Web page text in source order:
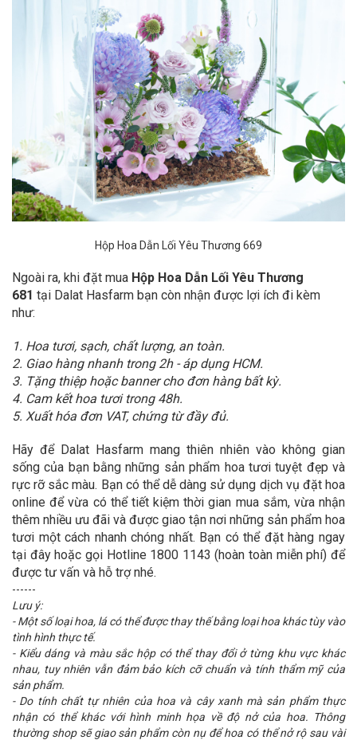
Hộp Hoa Dẫn Lối Yêu Thương 669
Ngoài ra, khi đặt mua Hộp Hoa Dẫn Lối Yêu Thương
681 tại Dalat Hasfarm bạn còn nhận được lợi ích đi kèm
như:
1. Hoa tươi, sạch, chất lượng, an toàn.
2. Giao hàng nhanh trong 2h - áp dụng HCM.
3. Tặng thiệp hoặc banner cho đơn hàng bất kỳ.
4. Cam kết hoa tươi trong 48h.
5. Xuất hóa đơn VAT, chứng từ đầy đủ.
Hãy để Dalat Hasfarm mang thiên nhiên vào không gian
sống của bạn bằng những sản phẩm hoa tươi tuyệt đẹp và
rực rỡ sắc màu. Bạn có thể dễ dàng sử dụng dịch vụ đặt hoa
online để vừa có thể tiết kiệm thời gian mua sắm, vừa nhận
thêm nhiều ưu đãi và được giao tận nơi những sản phẩm hoa
tươi một cách nhanh chóng nhất. Bạn có thể đặt hàng ngay
tại đây hoặc gọi Hotline 1800 1143 (hoàn toàn miễn phí) để
được tư vấn và hỗ trợ nhé.
------
Lưu ý:
- Một số loại hoa, lá có thể được thay thế bằng loại hoa khác tùy vào
tình hình thực tế.
- Kiểu dáng và màu sắc hộp có thể thay đổi ở từng khu vực khác
nhau, tuy nhiên vẫn đảm bảo kích cỡ chuẩn và tính thẩm mỹ của
sản phẩm.
- Do tính chất tự nhiên của hoa và cây xanh mà sản phẩm thực
nhận có thể khác với hình minh họa về độ nở của hoa. Thông
thường shop sẽ giao sản phẩm còn nụ để hoa có thể nở rộ sau vài